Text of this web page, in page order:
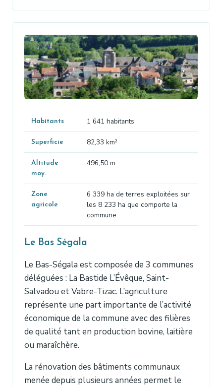
Habitants 1 641 habitants
Superficie 82,33 km²
Altitude
moy.
496,50 m
Zone
agricole
6 339 ha de terres exploitées sur
les 8 233 ha que comporte la
commune.
Le Bas Ségala
Le Bas-Ségala est composée de 3 communes
déléguées : La Bastide L’Évêque, Saint-
Salvadou et Vabre-Tizac. L’agriculture
représente une part importante de l’activité
économique de la commune avec des filières
de qualité tant en production bovine, laitière
ou maraîchère.
La rénovation des bâtiments communaux
menée depuis plusieurs années permet le